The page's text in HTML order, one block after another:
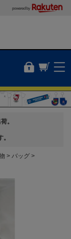
powered by
。
バッグ